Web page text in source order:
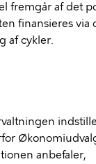
fremgår af det
finansieres via
af cykler.
anbefaler,